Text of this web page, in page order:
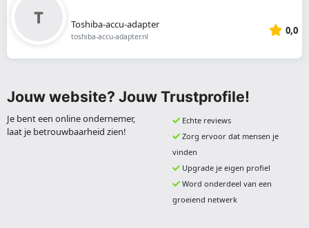
Toshiba-accu-adapter
toshiba-accu-adapter.nl 0,0
Jouw website? Jouw Trustprofile!
Je bent een online ondernemer,
laat je betrouwbaarheid zien!
Echte reviews
Zorg ervoor dat mensen je
vinden
Upgrade je eigen profiel
Word onderdeel van een
groeiend netwerk